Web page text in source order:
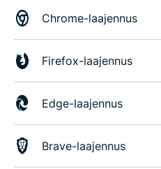
Chrome-laajennus
Firefox-laajennus
Edge-laajennus
Brave-laajennus